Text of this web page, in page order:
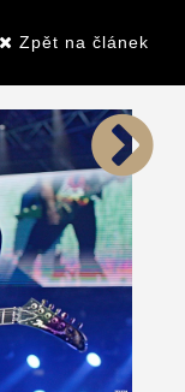
Zpět na článek